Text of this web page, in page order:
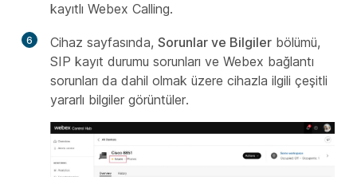
kayıtlı Webex Calling.
6 Cihaz sayfasında, Sorunlar ve Bilgiler bölümü,
SIP kayıt durumu sorunları ve Webex bağlantı
sorunları da dahil olmak üzere cihazla ilgili çeşitli
yararlı bilgiler görüntüler.